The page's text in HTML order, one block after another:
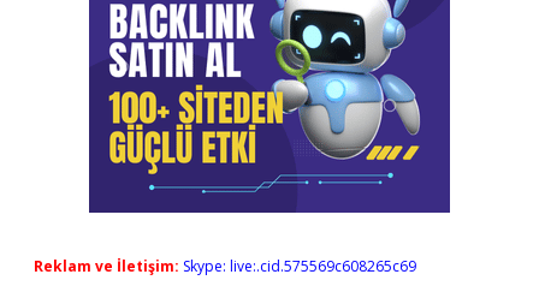
Reklam ve İletişim: Skype: live:.cid.575569c608265c69